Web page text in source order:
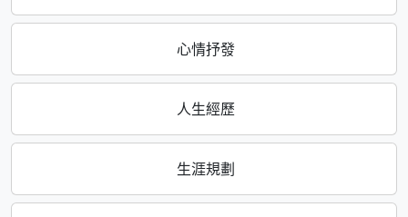
心情抒發
人生經歷
生涯規劃